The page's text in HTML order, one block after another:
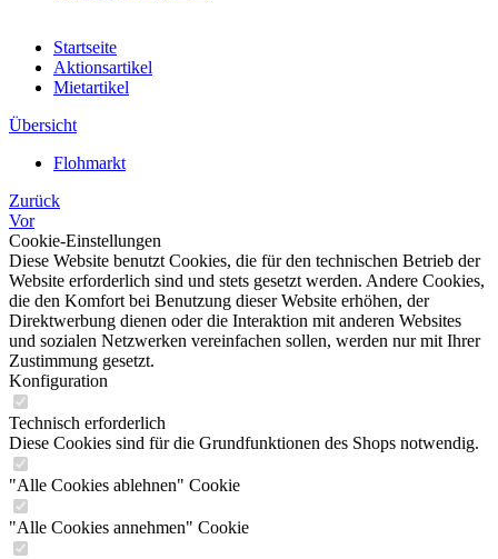
Startseite
Aktionsartikel
Mietartikel
Übersicht
Flohmarkt
Zurück
Vor
Cookie-Einstellungen
Diese Website benutzt Cookies, die für den technischen Betrieb der
Website erforderlich sind und stets gesetzt werden. Andere Cookies,
die den Komfort bei Benutzung dieser Website erhöhen, der
Direktwerbung dienen oder die Interaktion mit anderen Websites
und sozialen Netzwerken vereinfachen sollen, werden nur mit Ihrer
Zustimmung gesetzt.
Konfiguration
Technisch erforderlich
Diese Cookies sind für die Grundfunktionen des Shops notwendig.
"Alle Cookies ablehnen" Cookie
"Alle Cookies annehmen" Cookie